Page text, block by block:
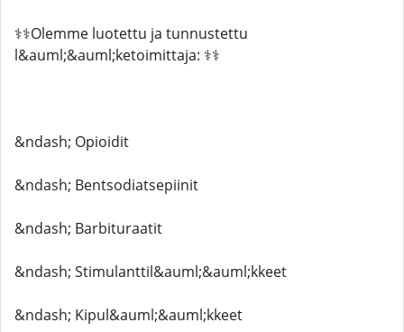
⚕️⚕️Olemme luotettu ja tunnustettu
l&auml;&auml;ketoimittaja: ⚕️⚕️
&ndash; Opioidit
&ndash; Bentsodiatsepiinit
&ndash; Barbituraatit
&ndash; Stimulanttil&auml;&auml;kkeet
&ndash; Kipul&auml;&auml;kkeet